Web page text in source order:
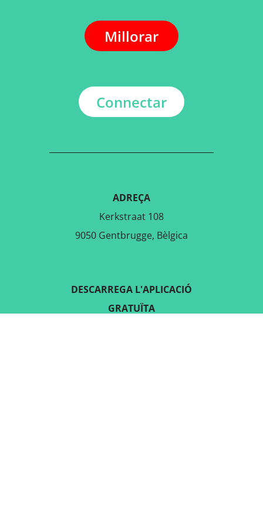
Millorar
Connectar
ADREÇA
Kerkstraat 108
9050 Gentbrugge, Bèlgica
DESCARREGA L'APLICACIÓ
GRATUÏTA